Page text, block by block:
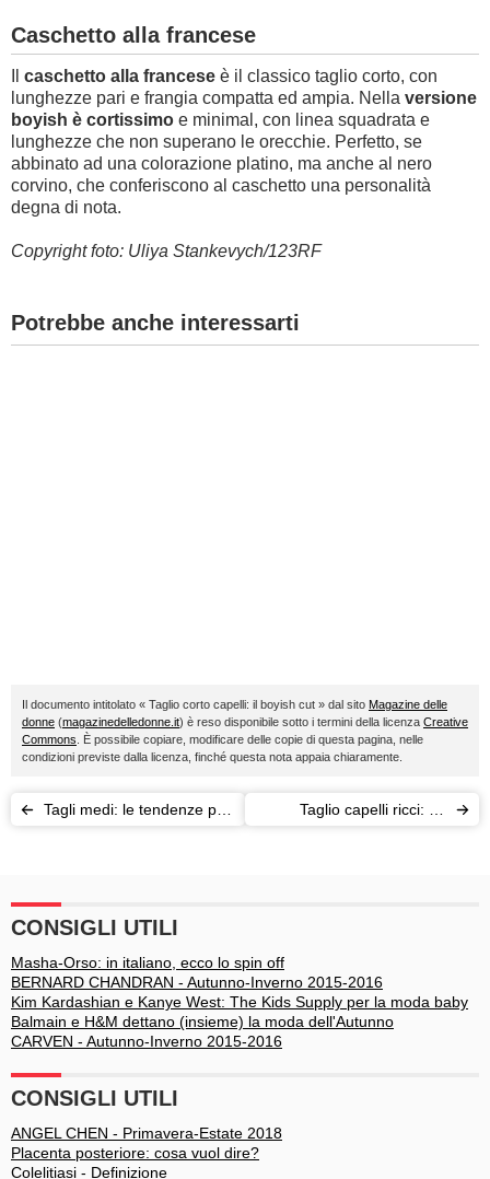
Caschetto alla francese
caschetto alla francese è il classico taglio corto, con
lunghezze pari e frangia compatta ed ampia. Nella versione
boyish è cortissimo e minimal, con linea squadrata e
lunghezze che non superano le orecchie. Perfetto, se
abbinato ad una colorazione platino, ma anche al nero
corvino, che conferiscono al caschetto una personalità
degna di nota.
Copyright foto: Uliya Stankevych/123RF
Potrebbe anche interessarti
Il documento intitolato « Taglio corto capelli: il boyish cut » dal sito Magazine delle
donne (magazinedelledonne.it) è reso disponibile sotto i termini della licenza Creative
Commons . È possibile copiare, modificare delle copie di questa pagina, nelle
condizioni previste dalla licenza, finché questa nota appaia chiaramente.
Tagli medi: le tendenze più
Taglio capelli ricci: ad
CONSIGLI UTILI
Masha-Orso: in italiano, ecco lo spin off
BERNARD CHANDRAN - Autunno-Inverno 2015-2016
Kim Kardashian e Kanye West: The Kids Supply per la moda baby
Balmain e H&M dettano (insieme) la moda dell'Autunno
CARVEN - Autunno-Inverno 2015-2016
CONSIGLI UTILI
ANGEL CHEN - Primavera-Estate 2018
Placenta posteriore: cosa vuol dire?
Colelitiasi - Definizione